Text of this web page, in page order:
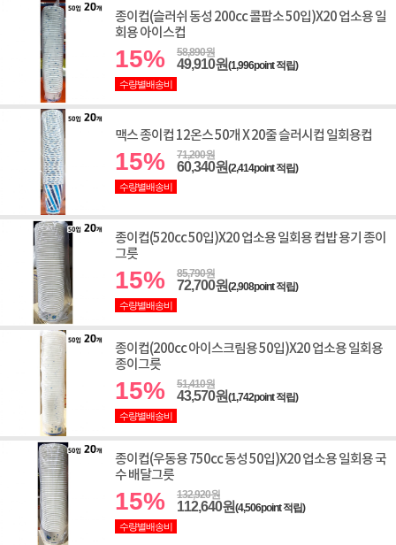
종이컵(슬러쉬 동성 200cc 콜팝소 50입)X20 업소용 일
회용 아이스컵
15% 58,890원
49,910원(1,996point 적립)
수량별배송비
맥스 종이컵 12온스 50개 X 20줄 슬러시컵 일회용컵
15% 71,200원
60,340원(2,414point 적립)
수량별배송비
종이컵(520cc 50입)X20 업소용 일회용 컵밥 용기 종이
그릇
15% 85,790원
72,700원(2,908point 적립)
수량별배송비
종이컵(200cc 아이스크림용 50입)X20 업소용 일회용
종이그릇
15% 51,410원
43,570원(1,742point 적립)
수량별배송비
종이컵(우동용 750cc 동성 50입)X20 업소용 일회용 국
수 배달그릇
15% 132,920원
112,640원(4,506point 적립)
수량별배송비